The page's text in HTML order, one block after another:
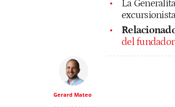
La
Relacionado
del
Gerard Mateo